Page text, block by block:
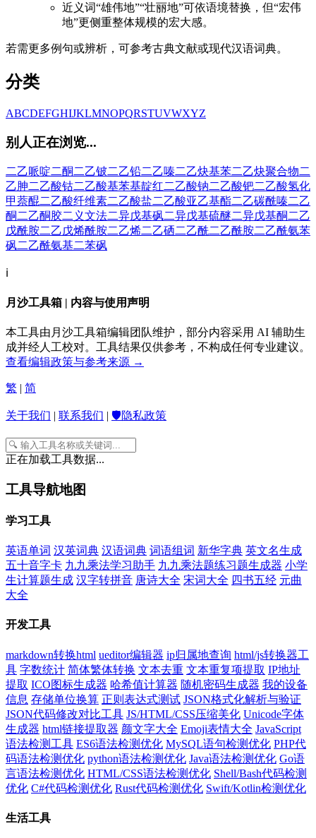
近义词“雄伟地”“壮丽地”可依语境替换，但“宏伟
地”更侧重整体规模的宏大感。
若需更多例句或辨析，可参考古典文献或现代汉语词典。
分类
ABCDEFGHIJKLMNOPQRSTUVWXYZ
别人正在浏览...
二乙哌啶二酮二乙铍二乙铅二乙嗪二乙炔基苯二乙炔聚合物二
乙胂二乙酸钴二乙酸基苯基靛红二乙酸钠二乙酸钯二乙酸氢化
甲萘醌二乙酸纤维素二乙酸盐二乙酸亚乙基酯二乙碳酰嗪二乙
酮二乙酮胶二义文法二异戊基砜二异戊基硫醚二异戊基酮二乙
戊酰胺二乙戊烯酰胺二乙烯二乙硒二乙酰二乙酰胺二乙酰氨苯
砜二乙酰氨基二苯砜
ℹ️
月沙工具箱 | 内容与使用声明
本工具由月沙工具箱编辑团队维护，部分内容采用 AI 辅助生
成并经人工校对。工具结果仅供参考，不构成任何专业建议。
查看编辑政策与参考来源 →
繁 | 简
关于我们 | 联系我们 | 🛡️隐私政策
正在加载工具数据...
工具导航地图
学习工具
英语单词 汉英词典 汉语词典 词语组词 新华字典 英文名生成
五十音字卡 九九乘法学习助手 九九乘法题练习题生成器 小学
生计算题生成 汉字转拼音 唐诗大全 宋词大全 四书五经 元曲
大全
开发工具
markdown转换html ueditor编辑器 ip归属地查询 html/js转换器工
具 字数统计 简体繁体转换 文本去重 文本重复项提取 IP地址
提取 ICO图标生成器 哈希值计算器 随机密码生成器 我的设备
信息 存储单位换算 正则表达式测试 JSON格式化解析与验证
JSON代码修改对比工具 JS/HTML/CSS压缩美化 Unicode字体
生成器 html链接提取器 颜文字大全 Emoji表情大全 JavaScript
语法检测工具 ES6语法检测优化 MySQL语句检测优化 PHP代
码语法检测优化 python语法检测优化 Java语法检测优化 Go语
言语法检测优化 HTML/CSS语法检测优化 Shell/Bash代码检测
优化 C#代码检测优化 Rust代码检测优化 Swift/Kotlin检测优化
生活工具